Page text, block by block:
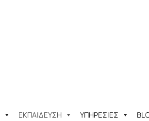
ΕΚΠΑΙΔΕΥΣΗ ΥΠΗΡΕΣΙΕΣ